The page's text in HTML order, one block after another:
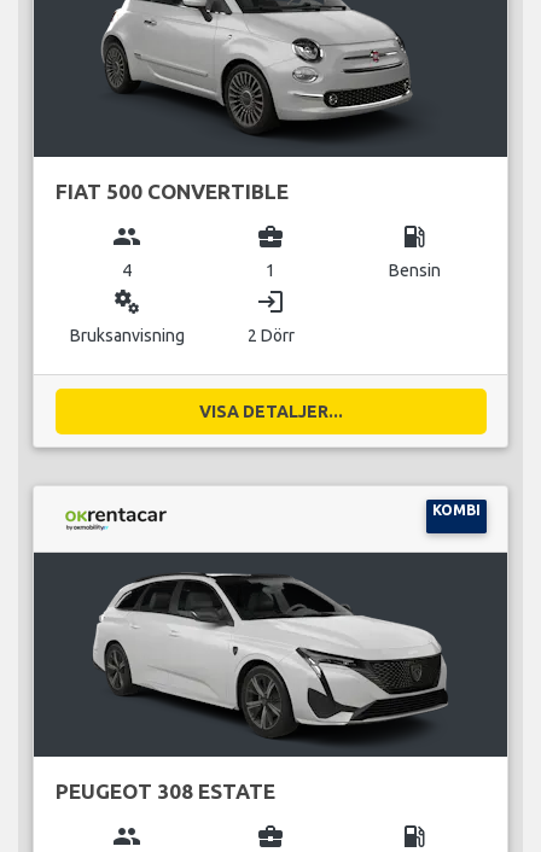
FIAT 500 CONVERTIBLE
group
4
business_center
1
local_gas_station
Bensin
miscellaneous_services
Bruksanvisning
login
2 Dörr
VISA DETALJER...
KOMBI
PEUGEOT 308 ESTATE
group business_center local_gas_station